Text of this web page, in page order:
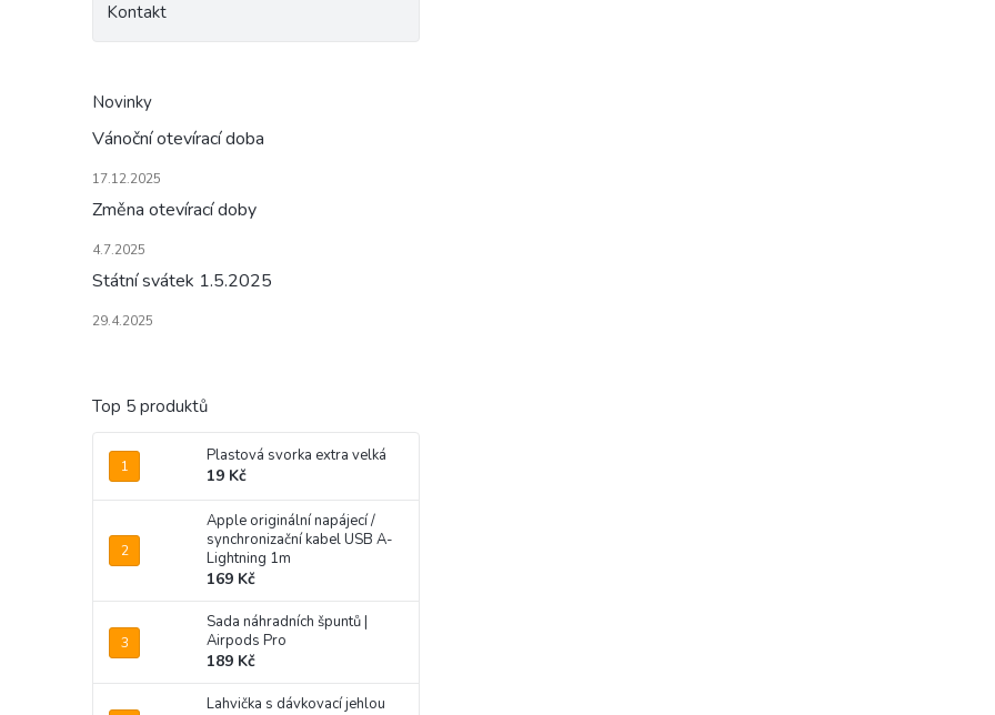
Kontakt
Novinky
Vánoční otevírací doba
17.12.2025
Změna otevírací doby
4.7.2025
Státní svátek 1.5.2025
29.4.2025
Top 5 produktů
Plastová svorka extra velká
19 Kč
Apple originální napájecí /
synchronizační kabel USB A-
Lightning 1m
169 Kč
Sada náhradních špuntů |
Airpods Pro
189 Kč
Lahvička s dávkovací jehlou